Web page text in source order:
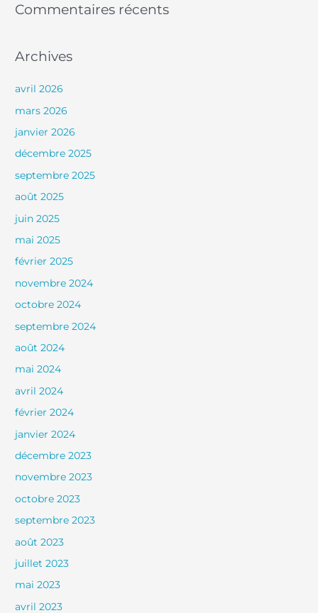
Commentaires récents
Archives
avril 2026
mars 2026
janvier 2026
décembre 2025
septembre 2025
août 2025
juin 2025
mai 2025
février 2025
novembre 2024
octobre 2024
septembre 2024
août 2024
mai 2024
avril 2024
février 2024
janvier 2024
décembre 2023
novembre 2023
octobre 2023
septembre 2023
août 2023
juillet 2023
mai 2023
avril 2023